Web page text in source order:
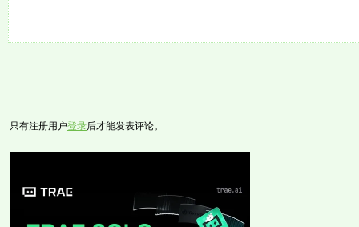
只有注册用户登录后才能发表评论。